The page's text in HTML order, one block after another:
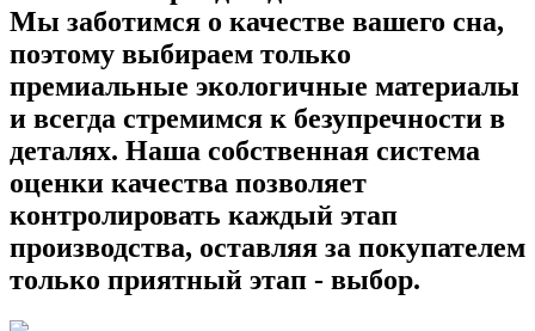
Мы заботимся о качестве вашего сна,
поэтому выбираем только
премиальные экологичные материалы
и всегда стремимся к безупречности в
деталях. Наша собственная система
оценки качества позволяет
контролировать каждый этап
производства, оставляя за покупателем
только приятный этап - выбор.